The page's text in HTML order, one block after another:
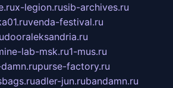
x-legion.rusib-archives.ru
venda-festival.ru
dooraleksandria.ru
lab-msk.ru1-mus.ru
purse-factory.ru
adler-jun.rubandamn.ru